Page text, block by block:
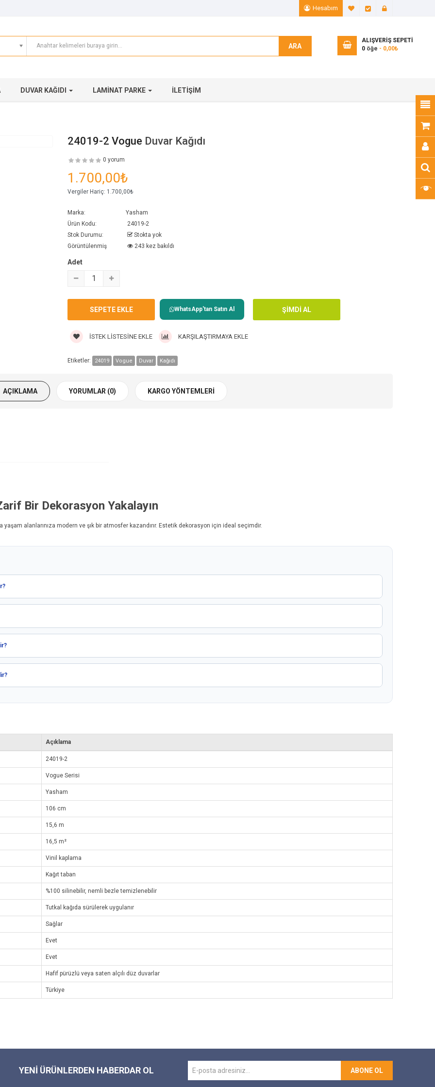
Hesabım A. Listem (0)
Ödeme
ARA
ALIŞVERIŞ SEPETI
0 öğe - 0,00₺
DUVAR KAĞIDI LAMINAT PARKE İLETIŞIM
24019-2 Vogue Duvar Kağıdı
0 yorum
1.700,00₺
Vergiler Hariç: 1.700,00₺
Marka:
Yasham
Ürün Kodu:
24019-2
Stok Durumu:
Stokta yok
Görüntülenmiş
243 kez bakıldı
Adet
WhatsApp'tan Satın Al
İSTEK LISTESINE EKLE KARŞILAŞTIRMAYA EKLE
Etiketler: 24019 Vogue Duvar Kağıdı
AÇIKLAMA YORUMLAR (0) KARGO YÖNTEMLERI
Bir Dekorasyon Yakalayın
yaşam alanlarınıza modern ve şık bir atmosfer kazandırır. Estetik dekorasyon için ideal seçimdir.
Açıklama
24019-2
Vogue Serisi
Yasham
106 cm
15,6 m
16,5 m²
Vinil kaplama
Kağıt taban
%100 silinebilir, nemli bezle temizlenebilir
Tutkal kağıda sürülerek uygulanır
Sağlar
Evet
Evet
Hafif pürüzlü veya saten alçılı düz duvarlar
Türkiye
YENI ÜRÜNLERDEN HABERDAR OL ABONE OL